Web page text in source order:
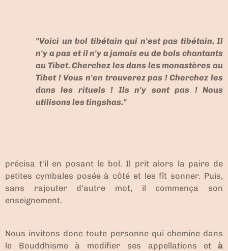
"Voici un bol tibétain qui n'est pas tibétain. Il
n'y a pas et il n'y a jamais eu de bols chantants
au Tibet. Cherchez les dans les monastères au
Tibet ! Vous n'en trouverez pas ! Cherchez les
dans les rituels ! Ils n'y sont pas ! Nous
utilisons les tingshas."
précisa t'il en posant le bol. Il prit alors la paire de
petites cymbales posée à côté et les fît sonner. Puis,
sans rajouter d'autre mot, il commença son
enseignement.
Nous invitons donc toute personne qui chemine dans
le Bouddhisme à modifier ses appellations et à